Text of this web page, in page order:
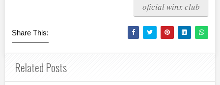
oficial winx club
Share This:
Related Posts